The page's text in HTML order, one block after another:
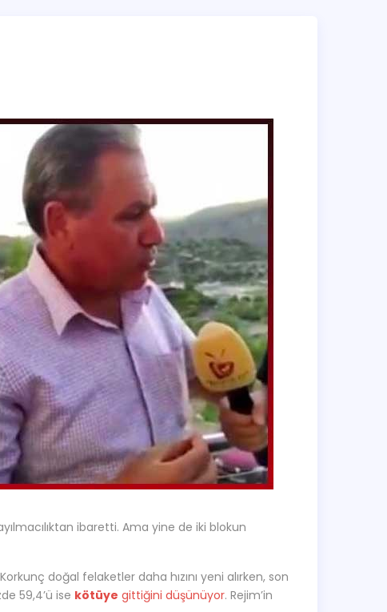
ibaretti. Ama yine de iki blokun
doğal felaketler daha hızını yeni alırken, son
59,4’ü ise kötüye gittiğini düşünüyor. Rejim’in